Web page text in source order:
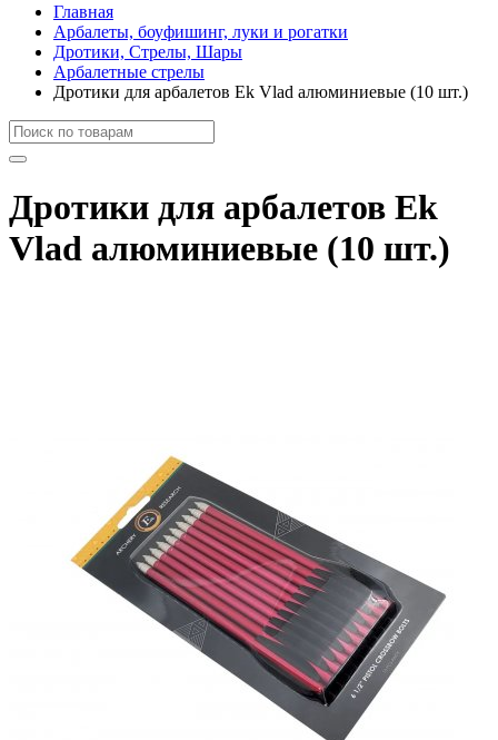
Главная
Арбалеты, боуфишинг, луки и рогатки
Дротики, Стрелы, Шары
Арбалетные стрелы
Дротики для арбалетов Ek Vlad алюминиевые (10 шт.)
Дротики для арбалетов Ek
Vlad алюминиевые (10 шт.)